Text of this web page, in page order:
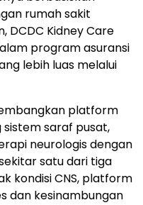
rumah sakit
DCDC Kidney Care
program asuransi
lebih luas melalui
platform
saraf pusat,
neurologis dengan
satu dari tiga
kondisi CNS, platform
dan kesinambungan